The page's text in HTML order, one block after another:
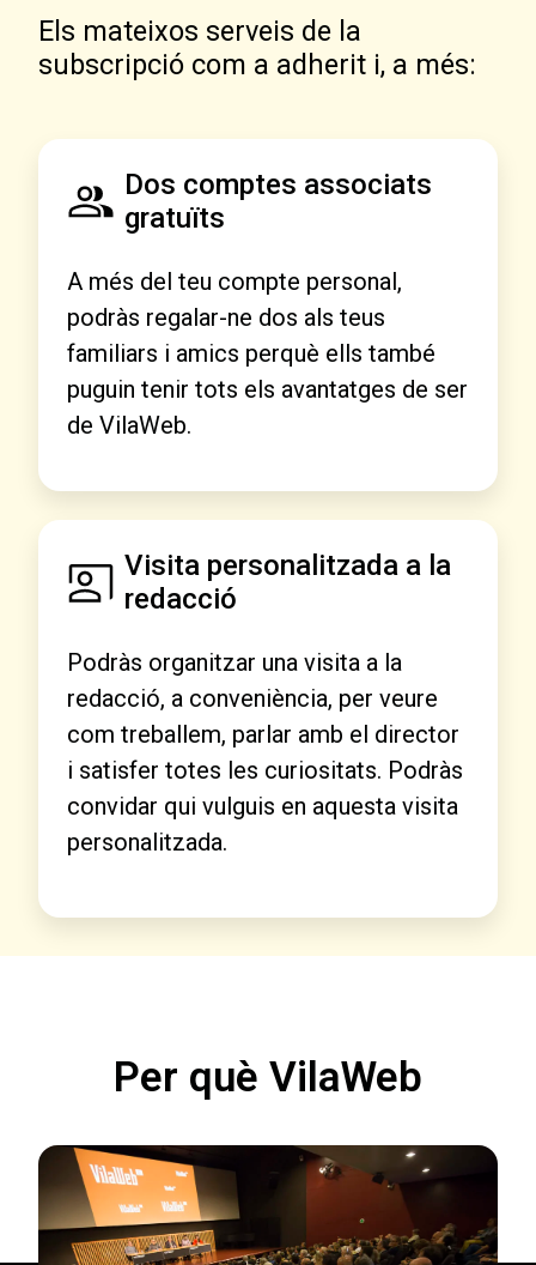
Els mateixos serveis de la
subscripció com a adherit i, a més:
Dos comptes associats
gratuïts
A més del teu compte personal,
podràs regalar-ne dos als teus
familiars i amics perquè ells també
puguin tenir tots els avantatges de ser
de VilaWeb.
Visita personalitzada a la
redacció
Podràs organitzar una visita a la
redacció, a conveniència, per veure
com treballem, parlar amb el director
i satisfer totes les curiositats. Podràs
convidar qui vulguis en aquesta visita
personalitzada.
Per què VilaWeb